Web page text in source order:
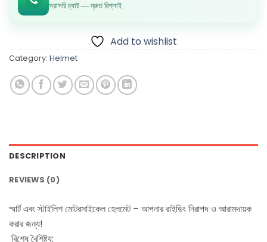
সরাসরি চ্যাট — দ্রুত রিপ্লাই
Add to wishlist
Category: Helmet
DESCRIPTION
REVIEWS (0)
স্মার্ট এবং স্টাইলিশ মোটরসাইকেল হেলমেট – আপনার রাইডিং নিরাপদ ও আরামদায়ক
করার জন্য!
বিশেষ বৈশিষ্ট্য: